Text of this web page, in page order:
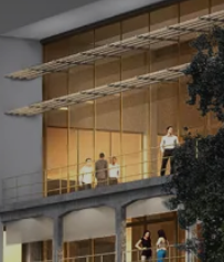
竞标日期
2018
建筑师
TRIBU Architecture
灯光设计
les éclaireurs